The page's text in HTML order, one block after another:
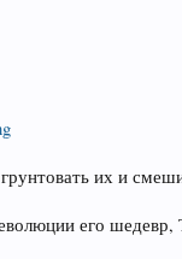
их и
его